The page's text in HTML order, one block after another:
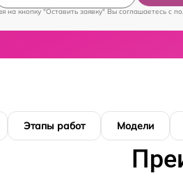
на кнопку "Оставить заявку" Вы соглашаетесь c
Этапы работ Модели